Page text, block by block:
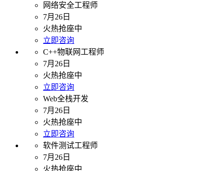
网络安全工程师
7月26日
火热抢座中
立即咨询
C++物联网工程师
7月26日
火热抢座中
立即咨询
Web全栈开发
7月26日
火热抢座中
立即咨询
软件测试工程师
7月26日
火热抢座中